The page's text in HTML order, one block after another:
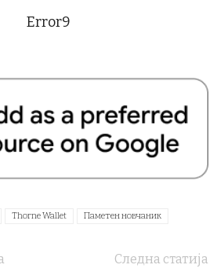
Error9
Thorne Wallet Паметен новчаник
Следна статија